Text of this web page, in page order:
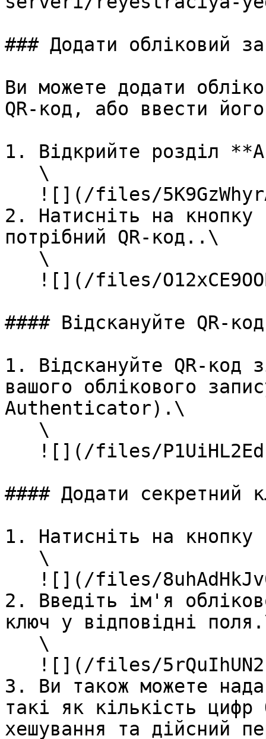
### Додати обліковий
Ви можете додати
QR-код, або ввести
1. Відкрийте розділ
2. Натисніть на
потрібний QR-код..\
#### Відскануйте QR-
1. Відскануйте QR-код
вашого облікового
Authenticator).\
#### Додати секретний
1. Натисніть на
2. Введіть ім'я
ключ у відповідні
3. Ви також можете
такі як кількість цифр
хешування та дійсний